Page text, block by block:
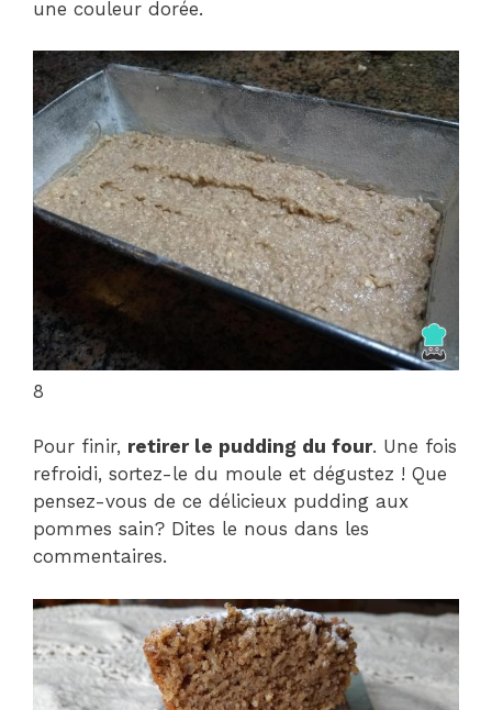
une couleur dorée.
8
Pour finir, retirer le pudding du four. Une fois
refroidi, sortez-le du moule et dégustez ! Que
pensez-vous de ce délicieux pudding aux
pommes sain? Dites le nous dans les
commentaires.